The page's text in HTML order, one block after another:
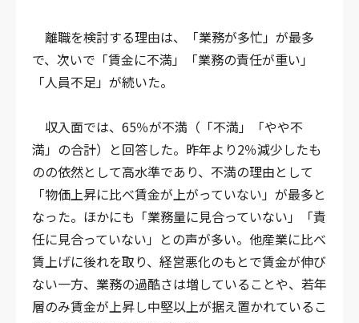
離職を検討する理由は、「業務が多忙」が最多
で、次いで「賃金に不満」「業務の責任が重い」
「人員不足」が続いた。
収入面では、65％が不満（「不満」「やや不
満」の合計）と回答した。昨年より2％減少したも
のの依然として高水準であり、不満の理由として
「物価上昇に比べ賃金が上がっていない」が最多と
なった。ほかにも「業務量に見合っていない」「責
任に見合っていない」との声が多い。 他産業に比べ
賃上げに後れを取り、経営悪化のもとで賃金が伸び
ない一方、業務の過酷さは増していることや、若年
層のみ賃金が上昇し中堅以上が据え置かれているこ